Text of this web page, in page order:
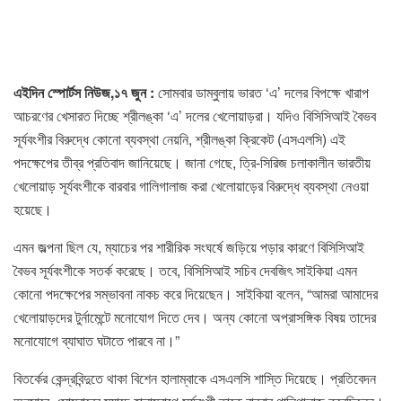
এইদিন স্পোর্টস নিউজ,১৭ জুন : সোমবার ডাম্বুলায় ভারত ‘এ’ দলের বিপক্ষে খারাপ
আচরণের খেসারত দিচ্ছে শ্রীলঙ্কা ‘এ’ দলের খেলোয়াড়রা। যদিও বিসিসিআই বৈভব
সূর্যবংশীর বিরুদ্ধে কোনো ব্যবস্থা নেয়নি, শ্রীলঙ্কা ক্রিকেট (এসএলসি) এই
পদক্ষেপের তীব্র প্রতিবাদ জানিয়েছে। জানা গেছে, ত্রি-সিরিজ চলাকালীন ভারতীয়
খেলোয়াড় সূর্যবংশীকে বারবার গালিগালাজ করা খেলোয়াড়ের বিরুদ্ধে ব্যবস্থা নেওয়া
হয়েছে।
এমন জল্পনা ছিল যে, ম্যাচের পর শারীরিক সংঘর্ষে জড়িয়ে পড়ার কারণে বিসিসিআই
বৈভব সূর্যবংশীকে সতর্ক করেছে। তবে, বিসিসিআই সচিব দেবজিৎ সাইকিয়া এমন
কোনো পদক্ষেপের সম্ভাবনা নাকচ করে দিয়েছেন। সাইকিয়া বলেন, “আমরা আমাদের
খেলোয়াড়দের টুর্নামেন্টে মনোযোগ দিতে দেব। অন্য কোনো অপ্রাসঙ্গিক বিষয় তাদের
মনোযোগে ব্যাঘাত ঘটাতে পারবে না।”
বিতর্কের কেন্দ্রবিন্দুতে থাকা বিশেন হালাম্বাকে এসএলসি শাস্তি দিয়েছে। প্রতিবেদন